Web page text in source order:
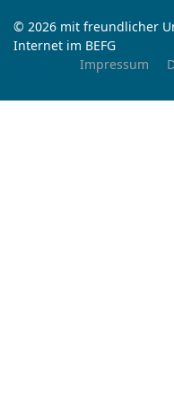
© 2026 mit freundlicher
Internet im BEFG
Impressum